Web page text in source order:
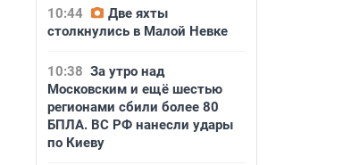
10:44
Две яхты
столкнулись в Малой Невке
10:38 За утро над
Московским и ещё шестью
регионами сбили более 80
БПЛА. ВС РФ нанесли удары
по Киеву